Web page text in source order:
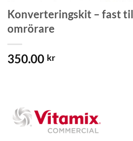
Konverteringskit – fast
omrörare
350.00 kr